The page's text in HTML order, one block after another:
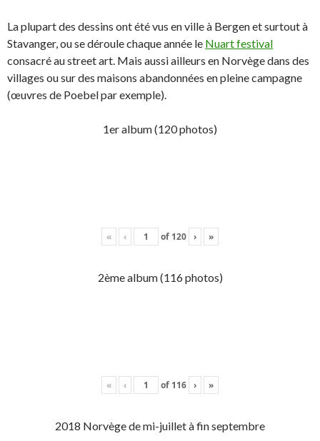
La plupart des dessins ont été vus en ville à Bergen et surtout à
Stavanger, ou se déroule chaque année le Nuart festival
consacré au street art. Mais aussi ailleurs en Norvège dans des
villages ou sur des maisons abandonnées en pleine campagne
(œuvres de Poebel par exemple).
1er album (120 photos)
« ‹ of 120 › »
2ème album (116 photos)
« ‹ of 116 › »
2018 Norvège de mi-juillet à fin septembre